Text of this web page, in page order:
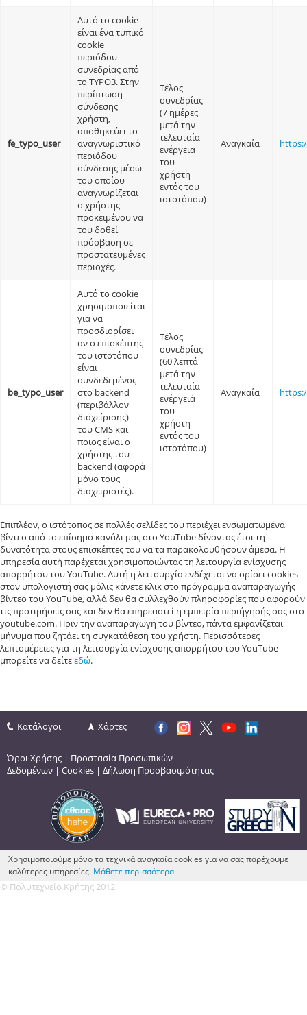
fe_typo_user
Αυτό το cookie
είναι ένα τυπικό
cookie
περιόδου
συνεδρίας από
το TYPO3. Στην
περίπτωση
σύνδεσης
χρήστη,
αποθηκεύει το
αναγνωριστικό
περιόδου
σύνδεσης μέσω
του οποίου
αναγνωρίζεται
ο χρήστης
προκειμένου να
του δοθεί
πρόσβαση σε
προστατευμένες
περιοχές.
Τέλος
συνεδρίας
(7 ημέρες
μετά την
τελευταία
ενέργεια
του
χρήστη
εντός του
ιστοτόπου)
Αναγκαία
be_typo_user
Αυτό το cookie
χρησιμοποιείται
για να
προσδιορίσει
αν ο επισκέπτης
του ιστοτόπου
είναι
συνδεδεμένος
στο backend
(περιβάλλον
διαχείρισης)
του CMS και
ποιος είναι ο
χρήστης του
backend (αφορά
μόνο τους
διαχειριστές).
Τέλος
συνεδρίας
(60 λεπτά
μετά την
τελευταία
ενέργειά
του
χρήστη
εντός του
ιστοτόπου)
Αναγκαία
Επιπλέον, ο ιστότοπος σε πολλές σελίδες του περιέχει ενσωματωμένα
βίντεο από το επίσημο κανάλι μας στο YouTube δίνοντας έτσι τη
δυνατότητα στους επισκέπτες του να τα παρακολουθήσουν άμεσα. Η
υπηρεσία αυτή παρέχεται χρησιμοποιώντας τη λειτουργία ενίσχυσης
απορρήτου του YouTube. Αυτή η λειτουργία ενδέχεται να ορίσει cookies
στον υπολογιστή σας μόλις κάνετε κλικ στο πρόγραμμα αναπαραγωγής
βίντεο του YouTube, αλλά δεν θα συλλεχθούν πληροφορίες που αφορούν
τις προτιμήσεις σας και δεν θα επηρεαστεί η εμπειρία περιήγησής σας στο
youtube.com. Πριν την αναπαραγωγή του βίντεο, πάντα εμφανίζεται
μήνυμα που ζητάει τη συγκατάθεση του χρήστη. Περισσότερες
λεπτομέρειες για τη λειτουργία ενίσχυσης απορρήτου του YouTube
μπορείτε να δείτεεδώ.
Κατάλογοι Χάρτες
Όροι Χρήσης | Προστασία Προσωπικών
Δεδομένων | Cookies | Δήλωση Προσβασιμότητας
Χρησιμοποιούμε μόνο τα τεχνικά αναγκαία cookies για να σας παρέχουμε
καλύτερες υπηρεσίες. Μάθετε περισσότερα
© Πολυτεχνείο Κρήτης 2012